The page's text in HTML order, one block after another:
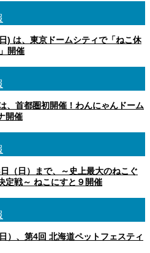
) は、東京ドームシティで「ねこ休
開催
、首都圏初開催！わんにゃんドーム
開催
（日）まで、～史上最大のねこぐ
定戦～ ねこにすと９開催
）、第4回 北海道ペットフェスティ